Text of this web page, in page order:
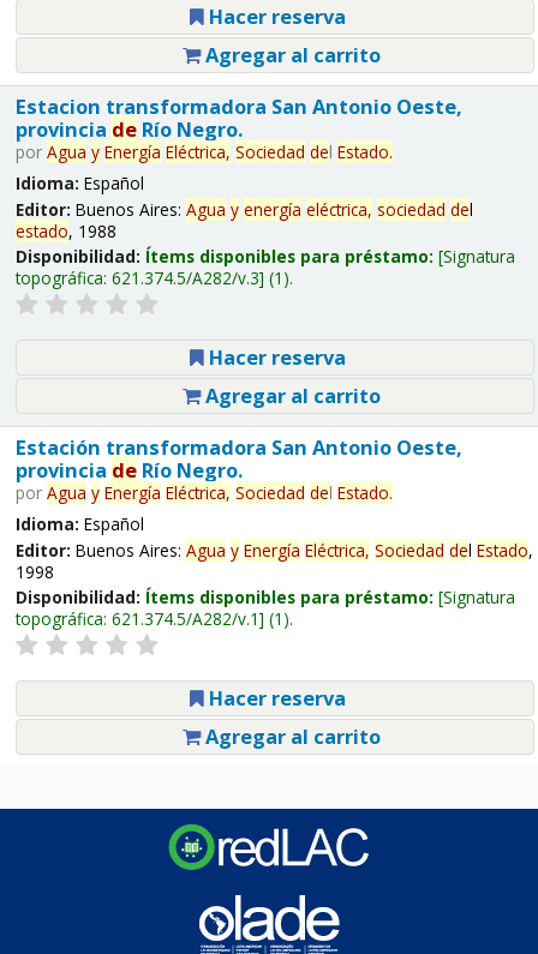
Hacer reserva
Agregar al carrito
Estacion transformadora San Antonio Oeste,
provincia deRío Negro.
por Agua y Energía Eléctrica, Sociedad del Estado.
Idioma: Español
Editor: Buenos Aires: Agua y energía eléctrica, sociedad del
estado, 1988
Disponibilidad: Ítems disponibles para préstamo: Signatura
topográfica: 621.374.5/A282/v.3 (1).
Hacer reserva
Agregar al carrito
Estación transformadora San Antonio Oeste,
provincia deRío Negro.
por Agua y Energía Eléctrica, Sociedad del Estado.
Idioma: Español
Editor: Buenos Aires: Agua y Energía Eléctrica, Sociedad del Estado,
1998
Disponibilidad: Ítems disponibles para préstamo: Signatura
topográfica: 621.374.5/A282/v.1 (1).
Hacer reserva
Agregar al carrito